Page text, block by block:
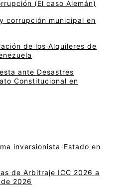
(El caso Alemán)
corrupción municipal en
de los Alquileres de
ante Desastres
Constitucional en
inversionista-Estado en
de Arbitraje ICC 2026 a
2026